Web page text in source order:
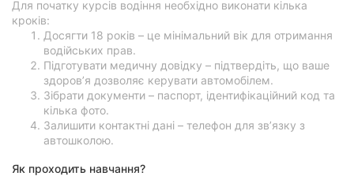
Для початку курсів водіння необхідно виконати кілька
кроків:
Досягти 18 років – це мінімальний вік для отримання
водійських прав.
Підготувати медичну довідку – підтвердіть, що ваше
здоров’я дозволяє керувати автомобілем.
Зібрати документи – паспорт, ідентифікаційний код та
кілька фото.
Залишити контактні дані – телефон для зв’язку з
автошколою.
Як проходить навчання?